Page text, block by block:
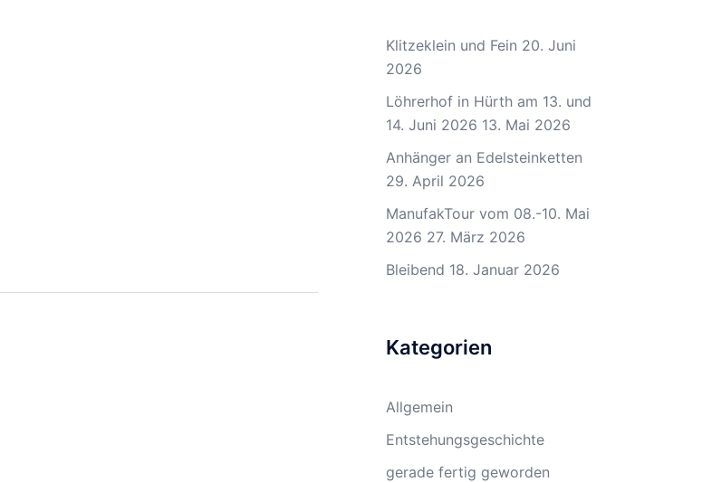
Klitzeklein und Fein 20. Juni
2026
Löhrerhof in Hürth am 13. und
14. Juni 2026 13. Mai 2026
Anhänger an Edelsteinketten
29. April 2026
ManufakTour vom 08.-10. Mai
2026 27. März 2026
Bleibend 18. Januar 2026
Kategorien
Allgemein
Entstehungsgeschichte
gerade fertig geworden